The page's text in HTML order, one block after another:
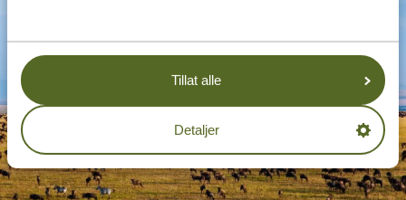
Tillat alle
Detaljer